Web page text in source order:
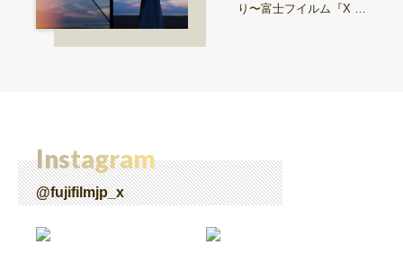
り〜富士フイルム『X ha
Instagram
@fujifilmjp_x